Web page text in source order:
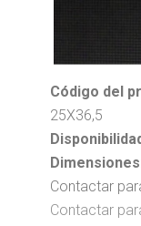
Código del
25X36,5
Contactar
Contactar